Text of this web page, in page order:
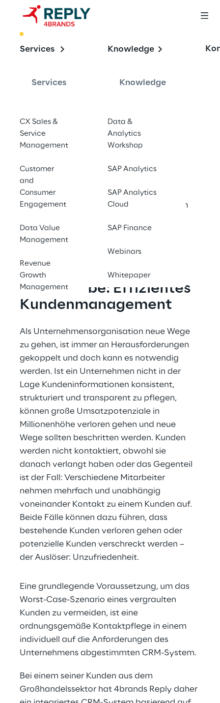
Services
Services
CX Sales &
Service
Management
Customer
and
Consumer
Engagement
Data Value
Management
Revenue
Growth
Management
Knowledge
Knowledge
Data &
Analytics
Workshop
SAP Analytics
SAP Analytics
Cloud
SAP Finance
Webinars
Whitepaper
Ein erster Schritt
zur Cloud-
einem führenden
Großhändler
SAP Sales Cloud Implementierung mit
Anbindung an ein On-Premise ERP-System
Zielvorgabe: Effizientes
Kundenmanagement
Als Unternehmensorganisation neue Wege
zu gehen, ist immer an Herausforderungen
gekoppelt und doch kann es notwendig
werden. Ist ein Unternehmen nicht in der
Lage Kundeninformationen konsistent,
strukturiert und transparent zu pflegen,
können große Umsatzpotenziale in
Millionenhöhe verloren gehen und neue
Wege sollten beschritten werden. Kunden
werden nicht kontaktiert, obwohl sie
danach verlangt haben oder das Gegenteil
ist der Fall: Verschiedene Mitarbeiter
nehmen mehrfach und unabhängig
voneinander Kontakt zu einem Kunden auf.
Beide Fälle können dazu führen, dass
bestehende Kunden verloren gehen oder
potenzielle Kunden verschreckt werden –
der Auslöser: Unzufriedenheit.
Eine grundlegende Voraussetzung, um das
Worst-Case-Szenario eines vergraulten
Kunden zu vermeiden, ist eine
ordnungsgemäße Kontaktpflege in einem
individuell auf die Anforderungen des
Unternehmens abgestimmten CRM-System.
Bei einem seiner Kunden aus dem
Großhandelssektor hat 4brands Reply daher